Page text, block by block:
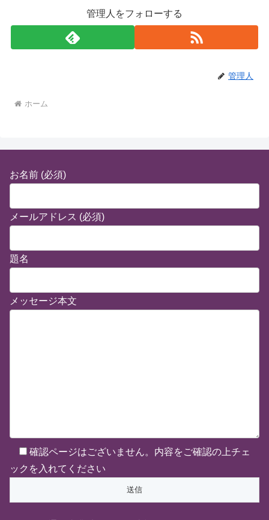
管理人をフォローする
管理人
ホーム
お名前 (必須)
メールアドレス (必須)
題名
メッセージ本文
確認ページはございません。内容をご確認の上チェ
ックを入れてください